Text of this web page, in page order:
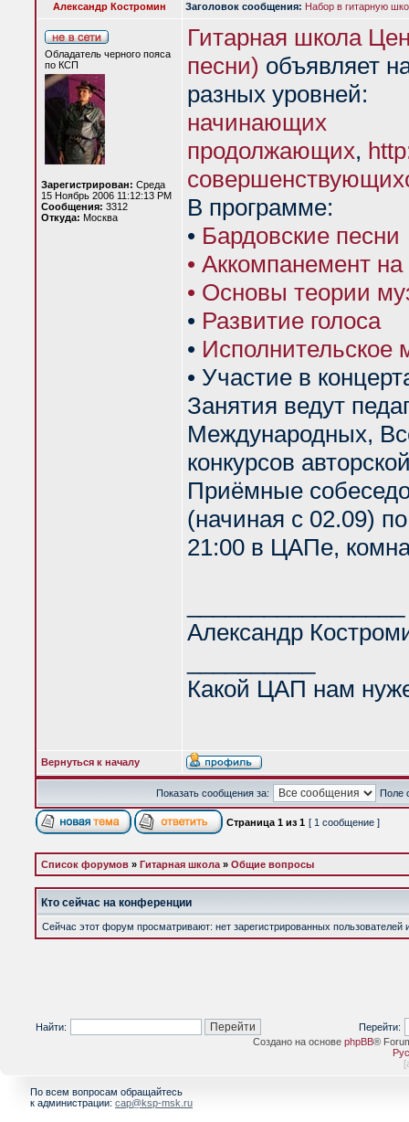
Александр Костромин Заголовок сообщения: Набор в гитарную
Обладатель черного пояса
по КСП
Зарегистрирован: Среда
15 Ноябрь 2006 11:12:13 PM
Сообщения: 3312
Откуда: Москва
Гитарная школа
песни) объявляет
разных уровней:
начинающих
продолжающих,
В программе:
• Бардовские песни
• Аккомпанемент
• Основы теории
• Развитие голоса
• Исполнительское
• Участие в
Занятия ведут
Международных,
конкурсов
Приёмные
(начиная с 02.09)
21:00 в ЦАПе,
Александр
Какой ЦАП нам
Вернуться к началу
Показать сообщения за: Поле
Страница 1 из 1 [ 1 сообщение ]
Список форумов » Гитарная школа » Общие вопросы
Кто сейчас на конференции
Сейчас этот форум просматривают: нет зарегистрированных пользователей
Найти:
Перейти:
Создано на основе phpBB®
[
По всем вопросам обращайтесь
к администрации: cap@ksp-msk.ru